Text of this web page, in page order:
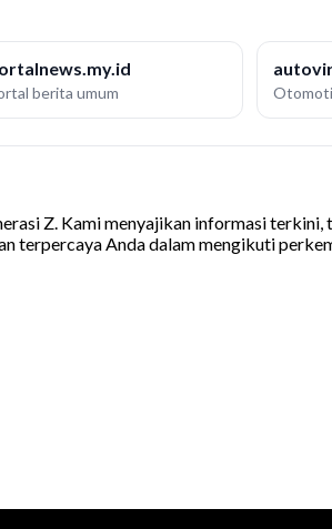
berita umum
Z. Kami menyajikan informasi
terpercaya Anda dalam mengikuti